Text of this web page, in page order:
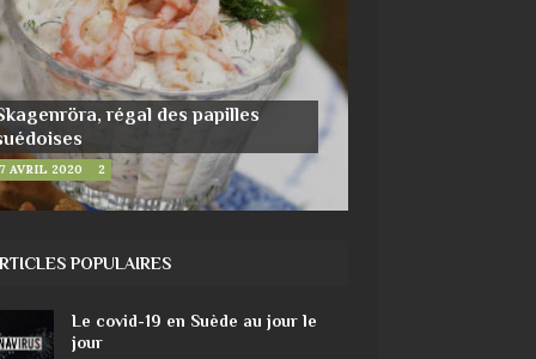
régal des papilles
7 AVRIL 2020 2
POPULAIRES
Le covid-19 en Suède au jour le
jour